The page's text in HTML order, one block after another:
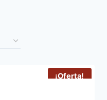
¡Oferta!